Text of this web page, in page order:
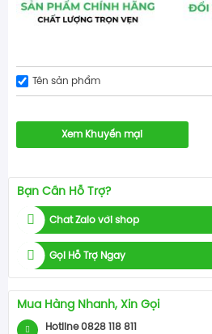
Tên sản phẩm
Xem Khuyến mại
Bạn Cần Hỗ Trợ?
Chat Zalo với shop
Gọi Hỗ Trợ Ngay
Mua Hàng Nhanh, Xin Gọi
Hotline 0828 118 811